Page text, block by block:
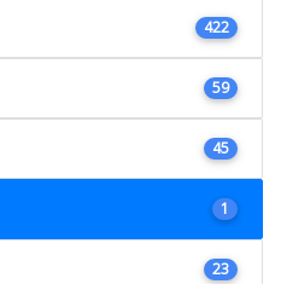
422
59
45
1
23